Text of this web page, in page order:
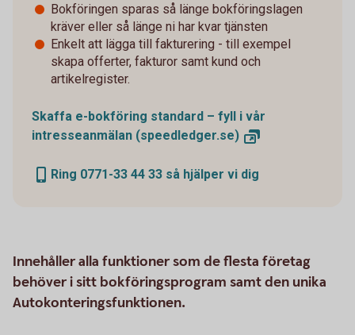
Bokföringen sparas så länge bokföringslagen
kräver eller så länge ni har kvar tjänsten
Enkelt att lägga till fakturering - till exempel
skapa offerter, fakturor samt kund och
artikelregister.
Skaffa e-bokföring standard – fyll i vår
intresseanmälan (speedledger.se)
Ring 0771-33 44 33 så hjälper vi dig
Innehåller alla funktioner som de flesta företag
behöver i sitt bokföringsprogram samt den unika
Autokonteringsfunktionen.